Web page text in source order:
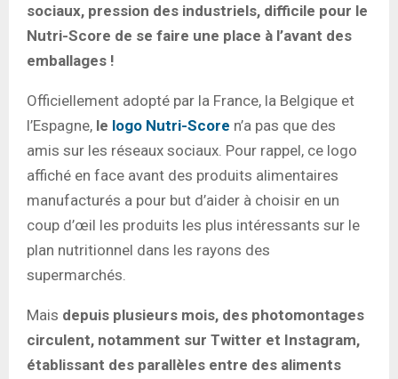
sociaux, pression des industriels, difficile pour le
Nutri-Score de se faire une place à l’avant des
emballages !
Officiellement adopté par la France, la Belgique et
l’Espagne, le logo Nutri-Score n’a pas que des
amis sur les réseaux sociaux. Pour rappel, ce logo
affiché en face avant des produits alimentaires
manufacturés a pour but d’aider à choisir en un
coup d’œil les produits les plus intéressants sur le
plan nutritionnel dans les rayons des
supermarchés.
Mais depuis plusieurs mois, des photomontages
circulent, notamment sur Twitter et Instagram,
établissant des parallèles entre des aliments